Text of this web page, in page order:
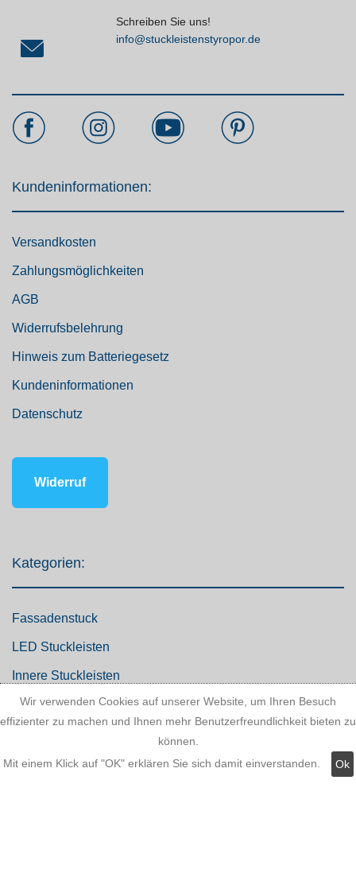
Schreiben Sie uns!
info@stuckleistenstyropor.de
Kundeninformationen:
Versandkosten
Zahlungsmöglichkeiten
AGB
Widerrufsbelehrung
Hinweis zum Batteriegesetz
Kundeninformationen
Datenschutz
Widerruf
Kategorien:
Fassadenstuck
LED Stuckleisten
Innere Stuckleisten
Dekosäulen
Stuckherstellung
Wir verwenden Cookies auf unserer Website, um Ihren Besuch
effizienter zu machen und Ihnen mehr Benutzerfreundlichkeit bieten zu
können.
Mit einem Klick auf "OK" erklären Sie sich damit einverstanden.
Ok